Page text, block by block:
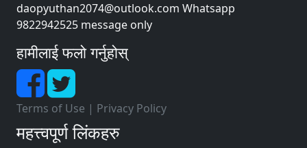
daopyuthan2074@outlook.com Whatsapp
9822942525 message only
हामीलाई फलो गर्नुहोस्
Terms of Use | Privacy Policy
महत्त्वपूर्ण लिंकहरु